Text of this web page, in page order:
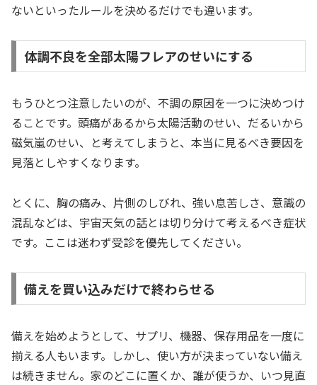
ないといったルールを決めるだけでも違います。
体調不良を全部太陽フレアのせいにする
もうひとつ注意したいのが、不調の原因を一つに決めつけ
ることです。頭痛があるから太陽活動のせい、だるいから
磁気嵐のせい、と考えてしまうと、本当に見るべき要因を
見落としやすくなります。
とくに、胸の痛み、片側のしびれ、強い息苦しさ、意識の
混乱などは、宇宙天気の話とは切り分けて考えるべき症状
です。ここは迷わず受診を優先してください。
備えを買い込みだけで終わらせる
備えを始めようとして、サプリ、機器、保存用品を一度に
揃える人もいます。しかし、使い方が決まっていない備え
は続きません。家のどこに置くか、誰が使うか、いつ見直